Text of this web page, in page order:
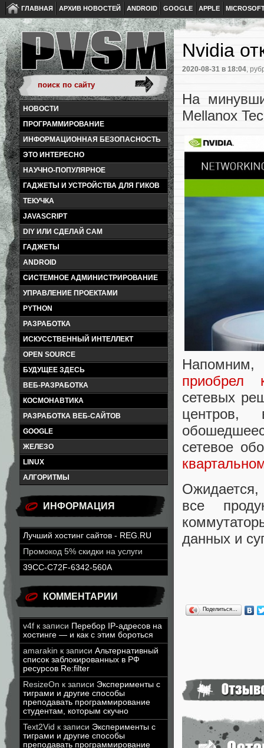
ГЛАВНАЯ АРХИВ НОВОСТЕЙ ANDROID GOOGLE APPLE
НОВОСТИ
ПРОГРАММИРОВАНИЕ
ИНФОРМАЦИОННАЯ БЕЗОПАСНОСТЬ
ЭТО ИНТЕРЕСНО
НАУЧНО-ПОПУЛЯРНОЕ
ГАДЖЕТЫ И УСТРОЙСТВА ДЛЯ ГИКОВ
ТЕКУЧКА
JAVASCRIPT
DIY ИЛИ СДЕЛАЙ САМ
ГАДЖЕТЫ
ANDROID
СИСТЕМНОЕ АДМИНИСТРИРОВАНИЕ
УПРАВЛЕНИЕ ПРОЕКТАМИ
PYTHON
РАЗРАБОТКА
ИСКУССТВЕННЫЙ ИНТЕЛЛЕКТ
OPEN SOURCE
БУДУЩЕЕ ЗДЕСЬ
ВЕБ-РАЗРАБОТКА
КОСМОНАВТИКА
РАЗРАБОТКА ВЕБ-САЙТОВ
GOOGLE
ЖЕЛЕЗО
LINUX
АЛГОРИТМЫ
ИНФОРМАЦИЯ
Лучший хостинг сайтов - REG.RU
Промокод 5% скидки на услуги
39CC-C72F-6342-560A
КОММЕНТАРИИ
v4f к записи Перебор IP-адресов на
хостинге — и как с этим бороться
amarakin к записи Альтернативный
список заблокированных в РФ
ресурсов Re:filter
ResizeOn к записи Эксперименты с
тиграми и другие способы
преподавать программирование
студентам, которым скучно
Text2Vid к записи Эксперименты с
тиграми и другие способы
преподавать программирование
Nvidia
2020-08-31 в 18:04,
На
Mellanox
приобрел
сетевых
центров,
сетевое
Ожидается,
все
данных и
Поделиться…